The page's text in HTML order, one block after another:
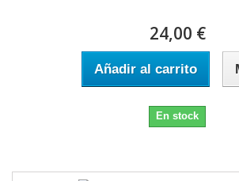
24,00 €
Añadir al carrito
En stock